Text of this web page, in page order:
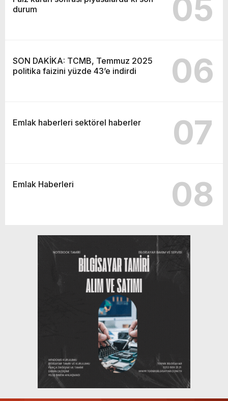
durum
05
SON DAKİKA: TCMB, Temmuz 2025
politika faizini yüzde 43’e indirdi
06
Emlak haberleri sektörel haberler 07
Emlak Haberleri 08